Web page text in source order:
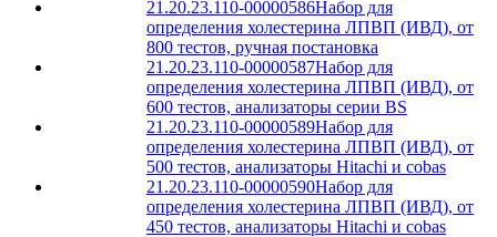
21.20.23.110-00000586Набор для
определения холестерина ЛПВП (ИВД), от
800 тестов, ручная постановка
21.20.23.110-00000587Набор для
определения холестерина ЛПВП (ИВД), от
600 тестов, анализаторы серии BS
21.20.23.110-00000589Набор для
определения холестерина ЛПВП (ИВД), от
500 тестов, анализаторы Hitachi и cobas
21.20.23.110-00000590Набор для
определения холестерина ЛПВП (ИВД), от
450 тестов, анализаторы Hitachi и cobas